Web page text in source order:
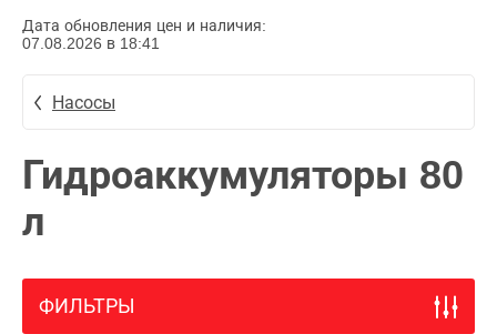
Дата обновления цен и наличия:
07.08.2026 в 18:41
Насосы
Гидроаккумуляторы 80
л
ФИЛЬТРЫ